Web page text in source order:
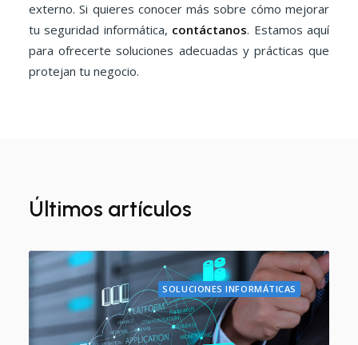
externo. Si quieres conocer más sobre cómo mejorar
tu seguridad informática, contáctanos. Estamos aquí
para ofrecerte soluciones adecuadas y prácticas que
protejan tu negocio.
Últimos artículos
SOLUCIONES INFORMÁTICAS